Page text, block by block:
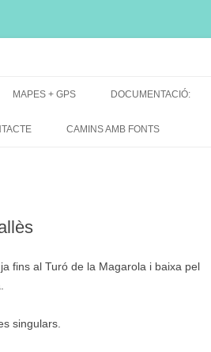
MAPES + GPS
MAPES EXCURSIONS
DOCUMENTACIÓ:
CAMINS AMB FONTS
fins al Turó de la Magarola i baixa pel
singulars.